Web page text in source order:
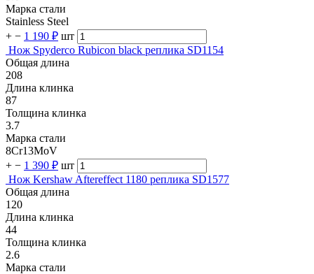
Марка стали
Stainless Steel
+ − 1 190 ₽ шт
Нож Spyderco Rubicon black реплика SD1154
Общая длина
208
Длина клинка
87
Толщина клинка
3.7
Марка стали
8Cr13MoV
+ − 1 390 ₽ шт
Нож Kershaw Aftereffect 1180 реплика SD1577
Общая длина
120
Длина клинка
44
Толщина клинка
2.6
Марка стали